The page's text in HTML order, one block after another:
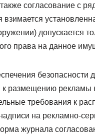
согласование с
взимается
допускается
права на данное
к размещению рекламы
требования к
на рекламно-
журнала